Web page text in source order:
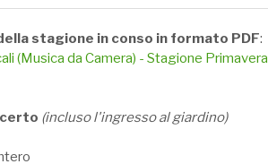
stagione in conso in formato PDF:
(Musica da Camera) - Stagione
(incluso l'ingresso al giardino)